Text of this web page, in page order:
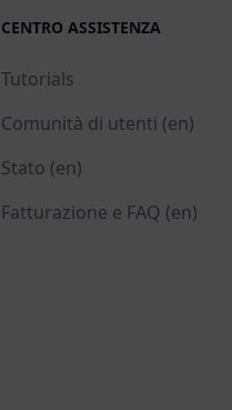
CENTRO ASSISTENZA
Tutorials
Comunità di utenti (en)
Stato (en)
Fatturazione e FAQ (en)